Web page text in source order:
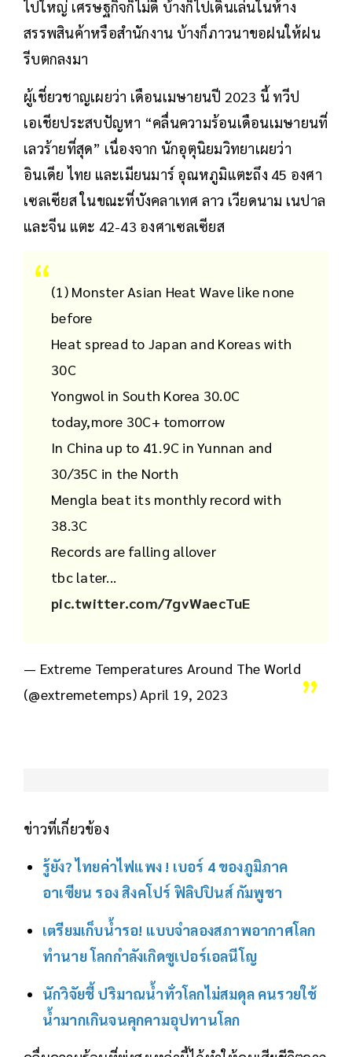
ไปใหญ่ เศรษฐกิจก็ไม่ดี บ้างก็ไปเดินเล่นในห้าง
สรรพสินค้าหรือสำนักงาน บ้างก็ภาวนาขอฝนให้ฝน
รีบตกลงมา
ผู้เชี่ยวชาญเผยว่า เดือนเมษายนปี 2023 นี้ ทวีป
เอเชียประสบปัญหา “คลื่นความร้อนเดือนเมษายนที่
เลวร้ายที่สุด” เนื่องจาก นักอุตุนิยมวิทยาเผยว่า
อินเดีย ไทย และเมียนมาร์ อุณหภูมิแตะถึง 45 องศา
เซลเซียส ในขณะที่บังคลาเทศ ลาว เวียดนาม เนปาล
และจีน แตะ 42-43 องศาเซลเซียส
(1) Monster Asian Heat Wave like none
before
Heat spread to Japan and Koreas with
30C
Yongwol in South Korea 30.0C
today,more 30C+ tomorrow
In China up to 41.9C in Yunnan and
30/35C in the North
Mengla beat its monthly record with
38.3C
Records are falling allover
tbc later...
pic.twitter.com/7gvWaecTuE
— Extreme Temperatures Around The World
(@extremetemps)April 19, 2023
ข่าวที่เกี่ยวข้อง
รู้ยัง? ไทยค่าไฟแพง ! เบอร์ 4 ของภูมิภาค
อาเซียน รอง สิงคโปร์ ฟิลิปปินส์ กัมพูชา
เตรียมเก็บน้ำรอ! แบบจำลองสภาพอากาศโลก
ทำนาย โลกกำลังเกิดซูเปอร์เอลนีโญ
นักวิจัยชี้ ปริมาณน้ำทั่วโลกไม่สมดุล คนรวยใช้
น้ำมากเกินจนคุกคามอุปทานโลก